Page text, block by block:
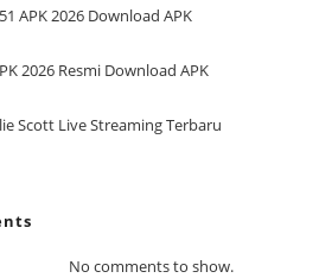
APK 2026 Download APK
2026 Resmi Download APK
Scott Live Streaming Terbaru
No comments to show.